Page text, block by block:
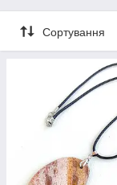
Сортування